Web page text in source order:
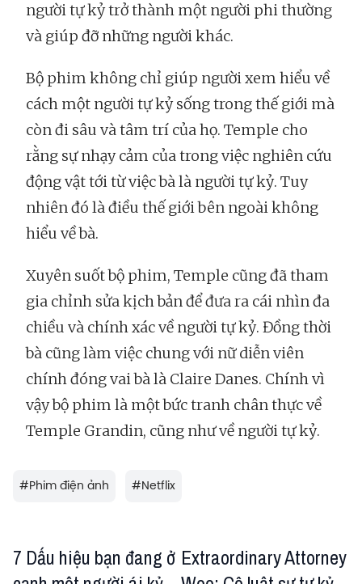
người tự kỷ trở thành một người phi thường
và giúp đỡ những người khác.
Bộ phim không chỉ giúp người xem hiểu về
cách một người tự kỷ sống trong thế giới mà
còn đi sâu và tâm trí của họ. Temple cho
rằng sự nhạy cảm của trong việc nghiên cứu
động vật tới từ việc bà là người tự kỷ. Tuy
nhiên đó là điều thế giới bên ngoài không
hiểu về bà.
Xuyên suốt bộ phim, Temple cũng đã tham
gia chỉnh sửa kịch bản để đưa ra cái nhìn đa
chiều và chính xác về người tự kỷ. Đồng thời
bà cũng làm việc chung với nữ diễn viên
chính đóng vai bà là Claire Danes. Chính vì
vậy bộ phim là một bức tranh chân thực về
Temple Grandin, cũng như về người tự kỷ.
#Phim điện ảnh #Netflix
7 Dấu hiệu bạn đang ở Extraordinary Attorney